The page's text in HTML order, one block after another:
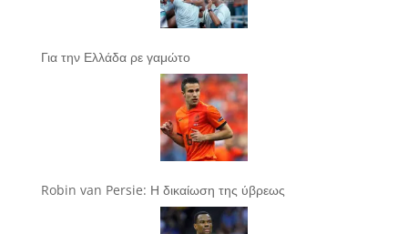
Για την Ελλάδα ρε γαμώτο
Robin van Persie: Η δικαίωση της ύβρεως